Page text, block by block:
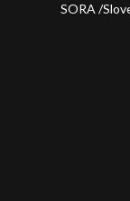
SORA /